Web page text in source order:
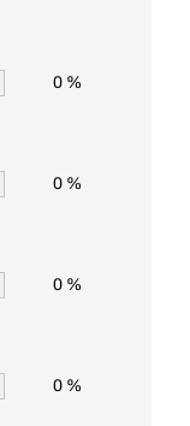
0 %
0 %
0 %
0 %